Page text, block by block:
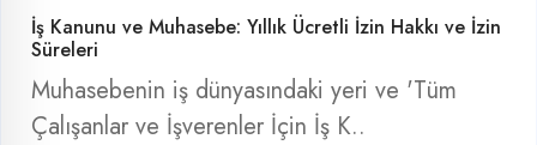
İş Kanunu ve Muhasebe: Yıllık Ücretli İzin Hakkı ve İzin
Süreleri
Muhasebenin iş dünyasındaki yeri ve 'Tüm
Çalışanlar ve İşverenler İçin İş K..